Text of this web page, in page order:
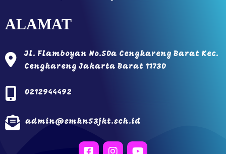
ALAMAT
Jl. Flamboyan No.50a Cengkareng Barat Kec.
Cengkareng Jakarta Barat 11730
0212944492
admin@smkn53jkt.sch.id